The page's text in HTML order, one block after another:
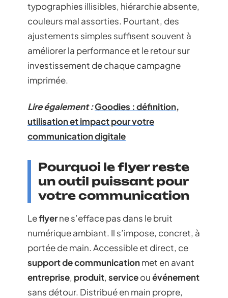
typographies illisibles, hiérarchie absente,
couleurs mal assorties. Pourtant, des
ajustements simples suffisent souvent à
améliorer la performance et le retour sur
investissement de chaque campagne
imprimée.
Lire également :Goodies : définition,
utilisation et impact pour votre
communication digitale
Pourquoi le flyer reste
un outil puissant pour
votre communication
Leflyerne s’efface pas dans le bruit
numérique ambiant. Il s’impose, concret, à
portée de main. Accessible et direct, ce
support de communicationmet en avant
entreprise, produit, serviceouévénement
sans détour. Distribué en main propre,